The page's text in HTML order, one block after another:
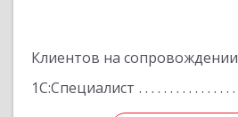
Клиентов на сопровождении
1С:Специалист